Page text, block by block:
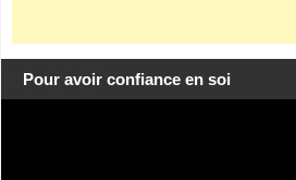
Pour avoir confiance en soi